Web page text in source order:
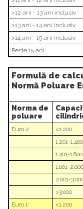
>12 ani - 13 ani inclusiv
>13 ani - 14 ani inclusiv
>14 ani - 15 ani inclusiv
Peste 15 ani
Formulă de
Normă Poluare
Norma de
poluare
Euro 2 <1.200
1.201-1.400
1.401-1.600
1.601-2.000
2.001-
>3.000
Euro 1
<1.200